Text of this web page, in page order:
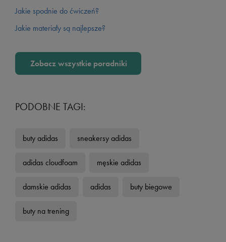
Jakie spodnie do ćwiczeń?
Jakie materiały są najlepsze?
Zobacz wszystkie poradniki
PODOBNE TAGI:
buty adidas sneakersy adidas
adidas cloudfoam męskie adidas
damskie adidas adidas buty biegowe
buty na trening